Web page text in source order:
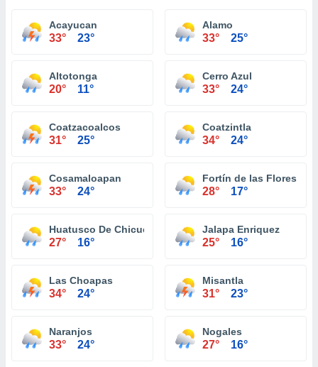
Acayucan
33° 23°
Alamo
33° 25°
Altotonga
20° 11°
Cerro Azul
33° 24°
Coatzacoalcos
31° 25°
Coatzintla
34° 24°
Cosamaloapan
33° 24°
Fortín de las Flores
28° 17°
Huatusco De Chicuellar
27° 16°
Jalapa Enriquez
25° 16°
Las Choapas
34° 24°
Misantla
31° 23°
Naranjos
33° 24°
Nogales
27° 16°